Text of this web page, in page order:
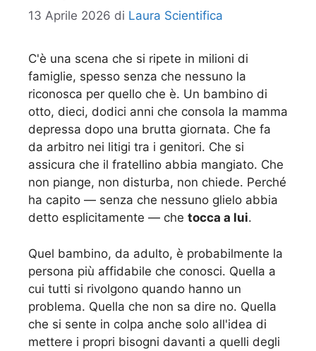
13 Aprile 2026 di Laura Scientifica
C'è una scena che si ripete in milioni di
famiglie, spesso senza che nessuno la
riconosca per quello che è. Un bambino di
otto, dieci, dodici anni che consola la mamma
depressa dopo una brutta giornata. Che fa
da arbitro nei litigi tra i genitori. Che si
assicura che il fratellino abbia mangiato. Che
non piange, non disturba, non chiede. Perché
ha capito — senza che nessuno glielo abbia
detto esplicitamente — che tocca a lui.
Quel bambino, da adulto, è probabilmente la
persona più affidabile che conosci. Quella a
cui tutti si rivolgono quando hanno un
problema. Quella che non sa dire no. Quella
che si sente in colpa anche solo all'idea di
mettere i propri bisogni davanti a quelli degli